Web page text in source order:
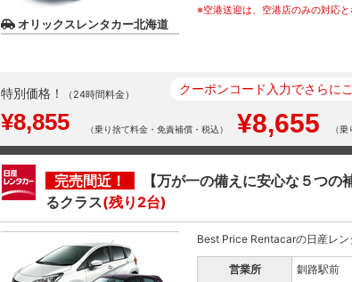
オリックスレンタカー北海道
※空港送迎は、空港店のみの対応と
特別価格！ （24時間料金）
¥8,855 （乗り捨て料金・免責補償・税込）
クーポンコード入力でさらに
¥8,655 （
完売間近！
【万が一の備えに安心な５つ
るクラス(残り2台)
Best Price Rentacarの日産レ
営業所 釧路駅前